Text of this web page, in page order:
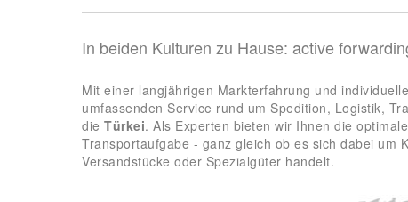
In beiden Kulturen zu Hause: active
Mit einer langjährigen Markterfahrung und
umfassenden Service rund um Spedition, Logistik,
die Türkei. Als Experten bieten wir Ihnen die
Transportaufgabe - ganz gleich ob es sich dabei um
Versandstücke oder Spezialgüter handelt.